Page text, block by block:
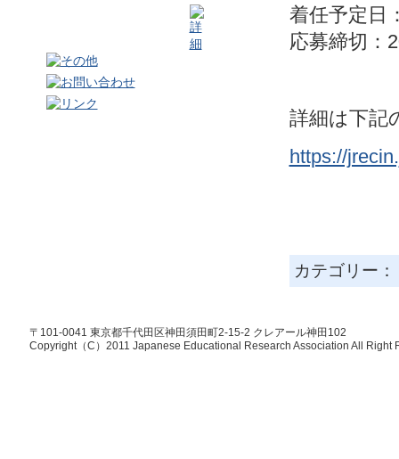
着任予定日
応募締切：
詳細は下記
https://
カテゴリー：
〒101-0041 東京都千代田区神田須田町2-15-2 クレアール神田102
Copyright（C）2011 Japanese Educational Research Association All Right